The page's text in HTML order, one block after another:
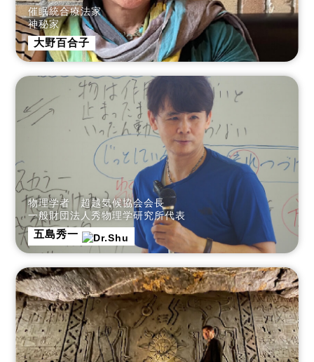
催眠統合療法家
神秘家
大野百合子
物理学者 超越気候協会会長
一般財団法人秀物理学研究所代表
五島秀一